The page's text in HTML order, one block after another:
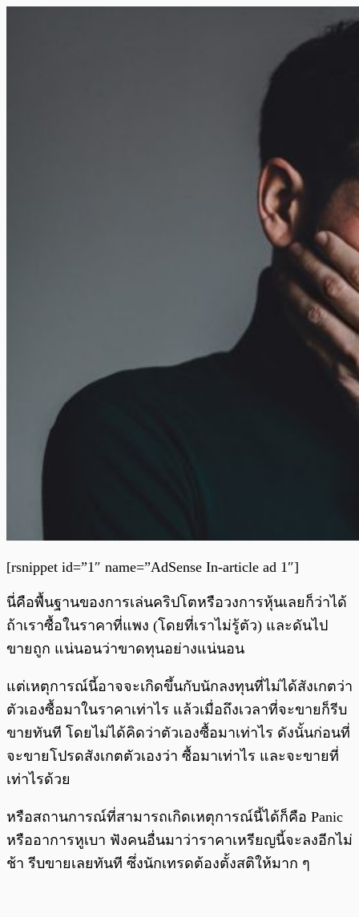
[rsnippet id=”1″ name=”AdSense In-article ad 1″]
นี่คือพื้นฐานของการเล่นคริปโตหรือวงการหุ้นเลยก็ว่าได้
ถ้าเราซื้อในราคาที่แพง (โดยที่เราไม่รู้ตัว) และดันไป
ขายถูก แน่นอนว่าขาดทุนอย่างแน่นอน
แต่เหตุการณ์นี้อาจจะเกิดขึ้นกับนักลงทุนที่ไม่ได้สังเกตว่า
ตัวเองซื้อมาในราคาเท่าไร แล้วเมื่อถึงเวลาที่จะขายก็รีบ
ขายทันที โดยไม่ได้คิดว่าตัวเองซื้อมาเท่าไร ดังนั้นก่อนที่
จะขายโปรดสังเกตตัวเองว่า ซื้อมาเท่าไร และจะขายที่
เท่าไรด้วย
หรือสถานการณ์ที่สามารถเกิดเหตุการณ์นี้ได้ก็คือ Panic
หรืออาการหูเบา ฟังคนอื่นมาว่าราคาเหรียญนี้จะลงอีกไม่
ช้า รีบขายเลยทันที ซึ่งนักเทรดต้องตั้งสติให้มาก ๆ